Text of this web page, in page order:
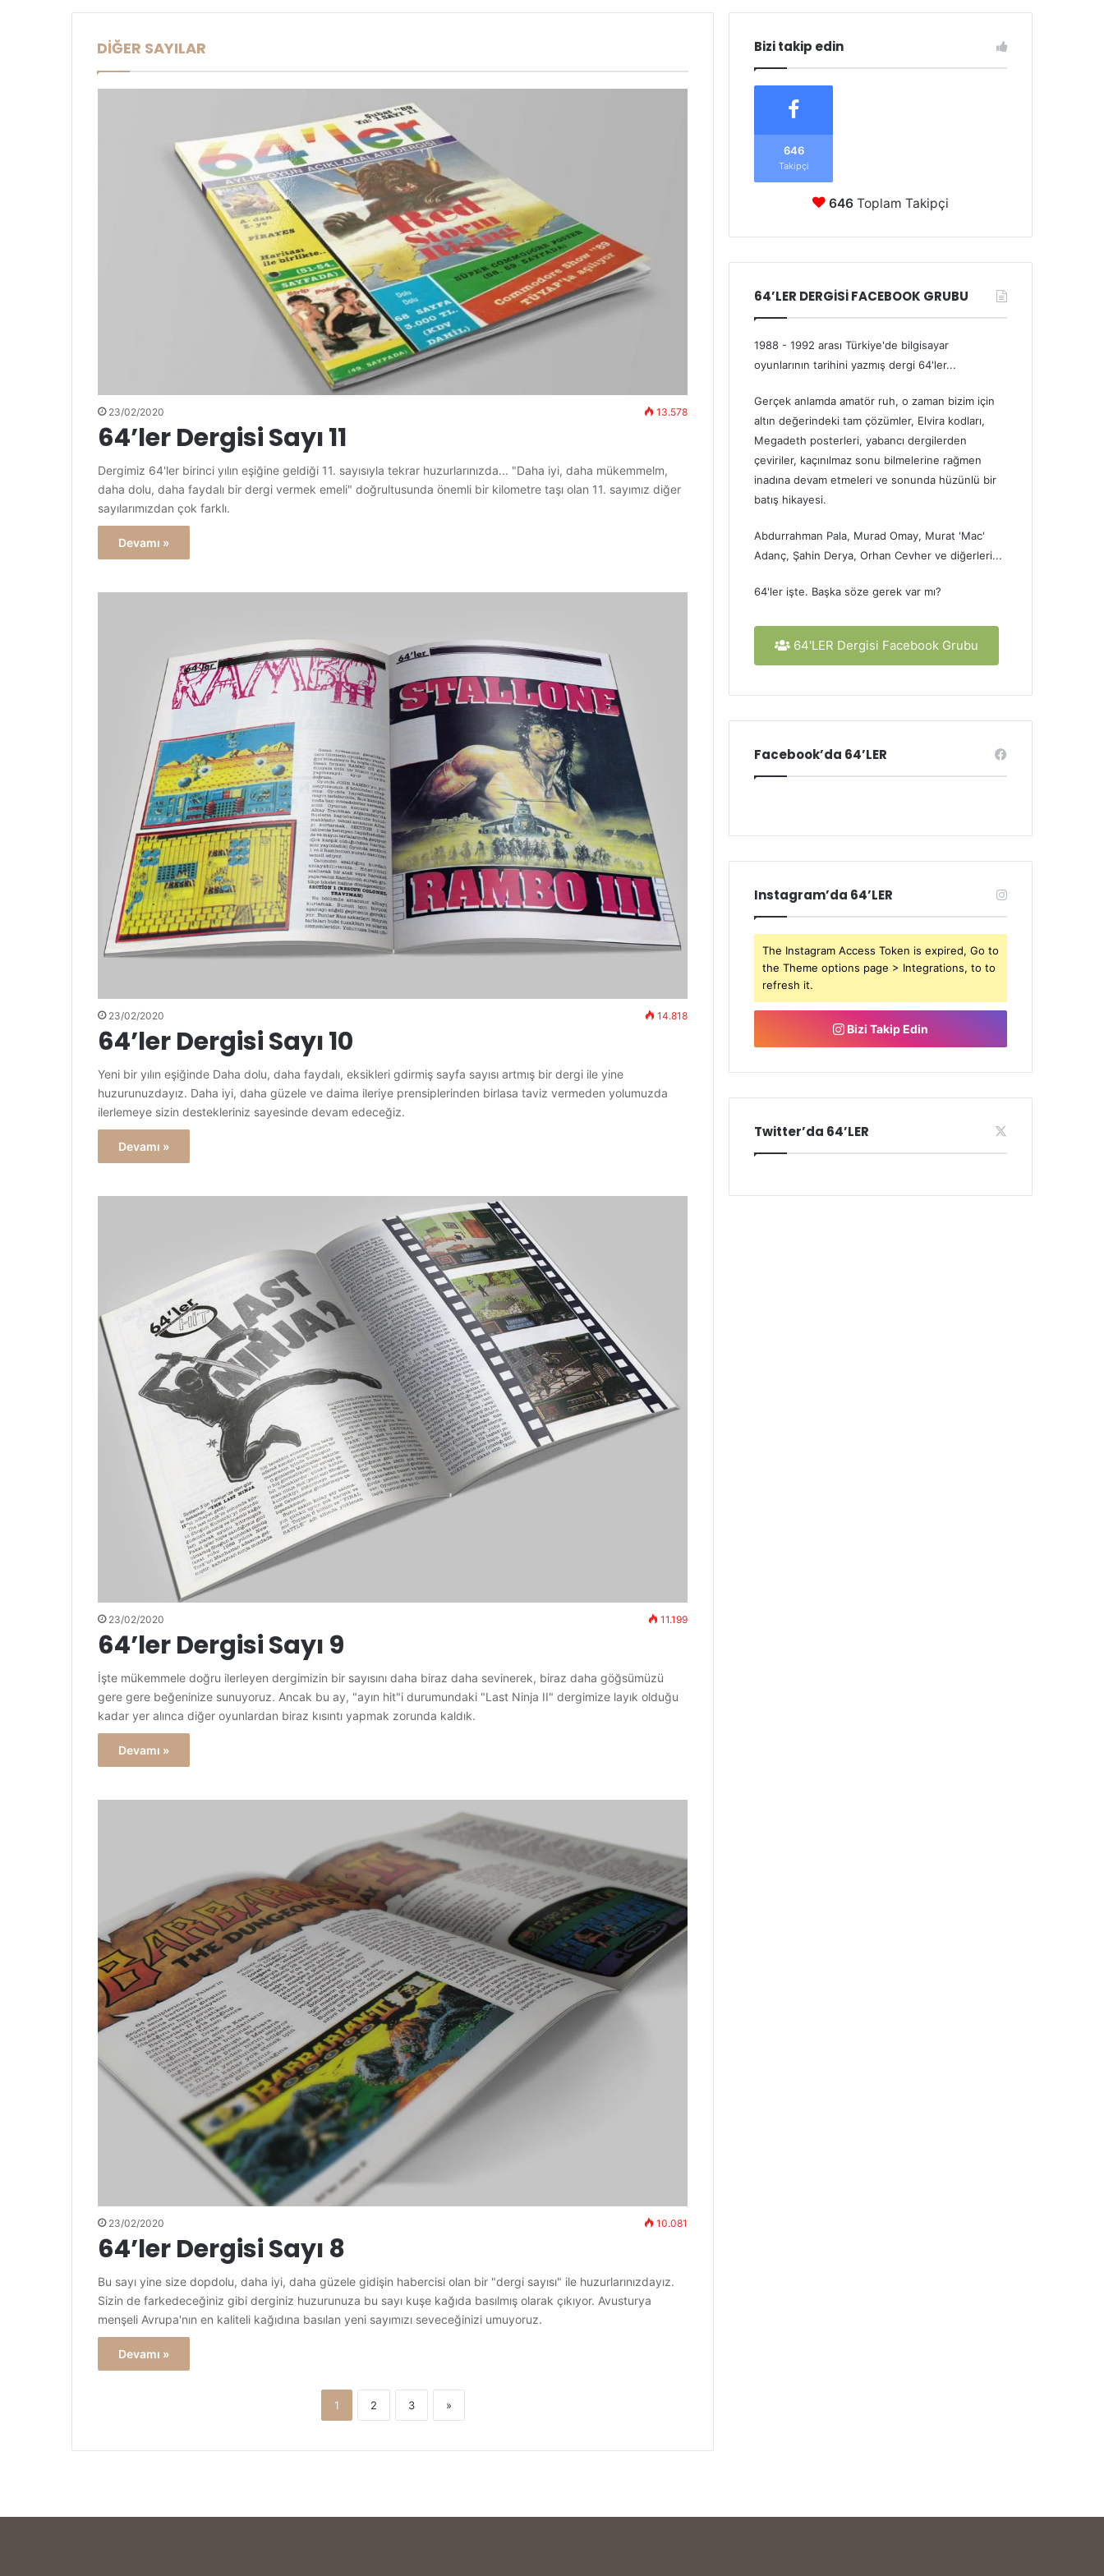
DİĞER SAYILAR
23/02/2020 13.578
64’ler Dergisi Sayı 11
Dergimiz 64'ler birinci yılın eşiğine geldiği 11. sayısıyla tekrar huzurlarınızda... "Daha iyi, daha mükemmelm,
daha dolu, daha faydalı bir dergi vermek emeli" doğrultusunda önemli bir kilometre taşı olan 11. sayımız diğer
sayılarımızdan çok farklı.
Devamı »
23/02/2020 14.818
64’ler Dergisi Sayı 10
Yeni bir yılın eşiğinde Daha dolu, daha faydalı, eksikleri gdirmiş sayfa sayısı artmış bir dergi ile yine
huzurunuzdayız. Daha iyi, daha güzele ve daima ileriye prensiplerinden birlasa taviz vermeden yolumuzda
ilerlemeye sizin destekleriniz sayesinde devam edeceğiz.
Devamı »
23/02/2020 11.199
64’ler Dergisi Sayı 9
İşte mükemmele doğru ilerleyen dergimizin bir sayısını daha biraz daha sevinerek, biraz daha göğsümüzü
gere gere beğeninize sunuyoruz. Ancak bu ay, "ayın hit"i durumundaki "Last Ninja II" dergimize layık olduğu
kadar yer alınca diğer oyunlardan biraz kısıntı yapmak zorunda kaldık.
Devamı »
23/02/2020 10.081
64’ler Dergisi Sayı 8
Bu sayı yine size dopdolu, daha iyi, daha güzele gidişin habercisi olan bir "dergi sayısı" ile huzurlarınızdayız.
Sizin de farkedeceğiniz gibi derginiz huzurunuza bu sayı kuşe kağıda basılmış olarak çıkıyor. Avusturya
menşeli Avrupa'nın en kaliteli kağıdına basılan yeni sayımızı seveceğinizi umuyoruz.
Devamı »
1 2 3 »
Bizi takip edin
646
Takipçi
646 Toplam Takipçi
64’LER DERGİSİ FACEBOOK GRUBU
1988 - 1992 arası Türkiye'de bilgisayar
oyunlarının tarihini yazmış dergi 64'ler...
Gerçek anlamda amatör ruh, o zaman bizim için
altın değerindeki tam çözümler, Elvira kodları,
Megadeth posterleri, yabancı dergilerden
çeviriler, kaçınılmaz sonu bilmelerine rağmen
inadına devam etmeleri ve sonunda hüzünlü bir
batış hikayesi.
Abdurrahman Pala, Murad Omay, Murat 'Mac'
Adanç, Şahin Derya, Orhan Cevher ve diğerleri...
64'ler işte. Başka söze gerek var mı?
64'LER Dergisi Facebook Grubu
Facebook’da 64’LER
Instagram’da 64’LER
The Instagram Access Token is expired, Go to
the Theme options page > Integrations, to to
refresh it.
Bizi Takip Edin
Twitter’da 64’LER